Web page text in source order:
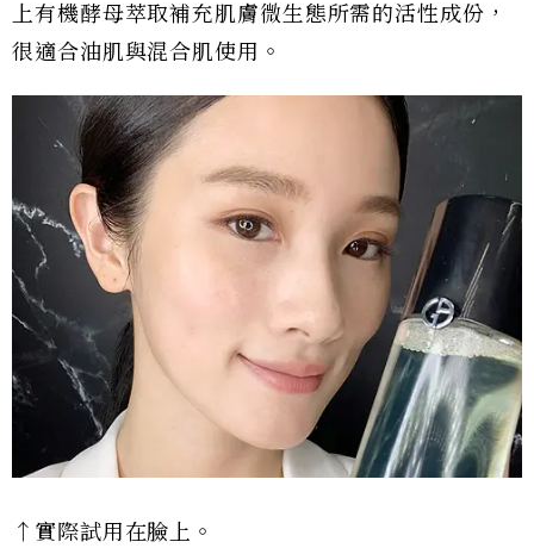
上有機酵母萃取補充肌膚微生態所需的活性成份，
很適合油肌與混合肌使用。
↑實際試用在臉上。